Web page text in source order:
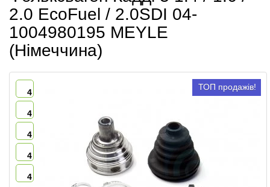
2.0 EcoFuel / 2.0SDI 04-
1004980195 MEYLE
(Німеччина)
ТОП продажів!
4
4
4
4
4